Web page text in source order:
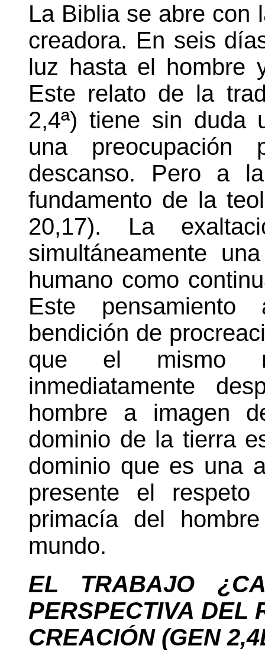
La Bibliase abre con
creadora. En seis
luz hasta el hombre
Este relato de la
2,4ª) tiene sin duda
una
descanso. Pero a
fundamento de la
20,17). La
simultáneamente
humano como
Este
bendición de
que el mismo
inmediatamente
hombre a imagen
dominio de la tierra
dominio que es una
presente el
primacía del
mundo.
EL TRABAJO
PERSPECTIVA DEL
CREACIÓN(GEN